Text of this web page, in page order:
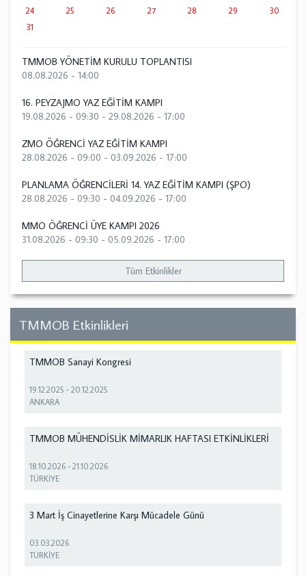
24
25 26 27 28 29
30
31
TMMOB YÖNETİM KURULU TOPLANTISI
08.08.2026 - 14:00
16. PEYZAJMO YAZ EĞİTİM KAMPI
19.08.2026 - 09:30 - 29.08.2026 - 17:00
ZMO ÖĞRENCİ YAZ EĞİTİM KAMPI
28.08.2026 - 09:00 - 03.09.2026 - 17:00
PLANLAMA ÖĞRENCİLERİ 14. YAZ EĞİTİM KAMPI (ŞPO)
28.08.2026 - 09:30 - 04.09.2026 - 17:00
MMO ÖĞRENCİ ÜYE KAMPI 2026
31.08.2026 - 09:30 - 05.09.2026 - 17:00
Tüm Etkinlikler
TMMOB Etkinlikleri
TMMOB Sanayi Kongresi
19.12.2025 -20.12.2025
ANKARA
TMMOB MÜHENDİSLİK MİMARLIK HAFTASI ETKİNLİKLERİ
18.10.2026 -21.10.2026
TÜRKİYE
3 Mart İş Cinayetlerine Karşı Mücadele Günü
03.03.2026
TÜRKİYE